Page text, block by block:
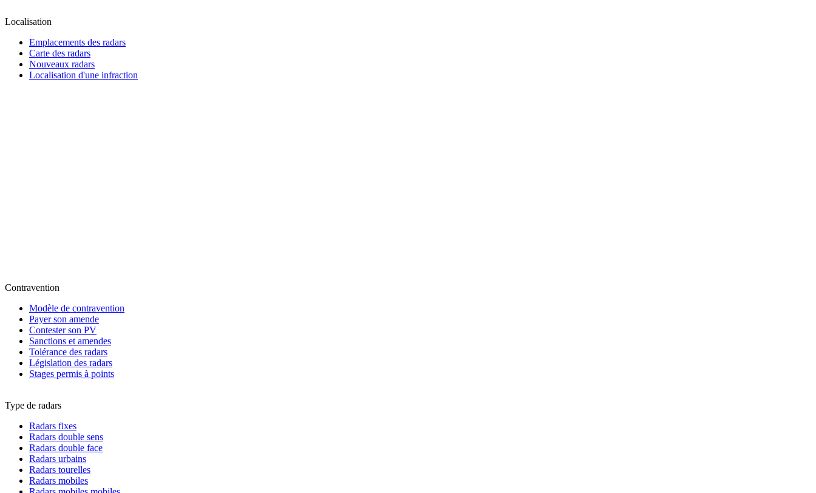
Localisation
Emplacements des radars
Carte des radars
Nouveaux radars
Localisation d'une infraction
Contravention
Modèle de contravention
Payer son amende
Contester son PV
Sanctions et amendes
Tolérance des radars
Législation des radars
Stages permis à points
Type de radars
Radars fixes
Radars double sens
Radars double face
Radars urbains
Radars tourelles
Radars mobiles